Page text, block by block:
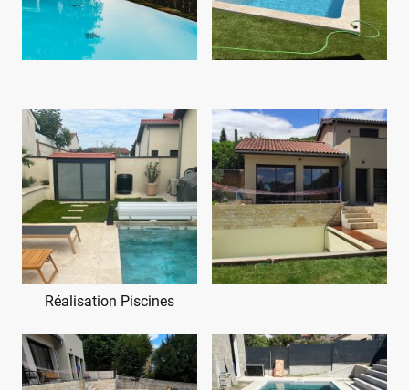
Réalisation Piscines